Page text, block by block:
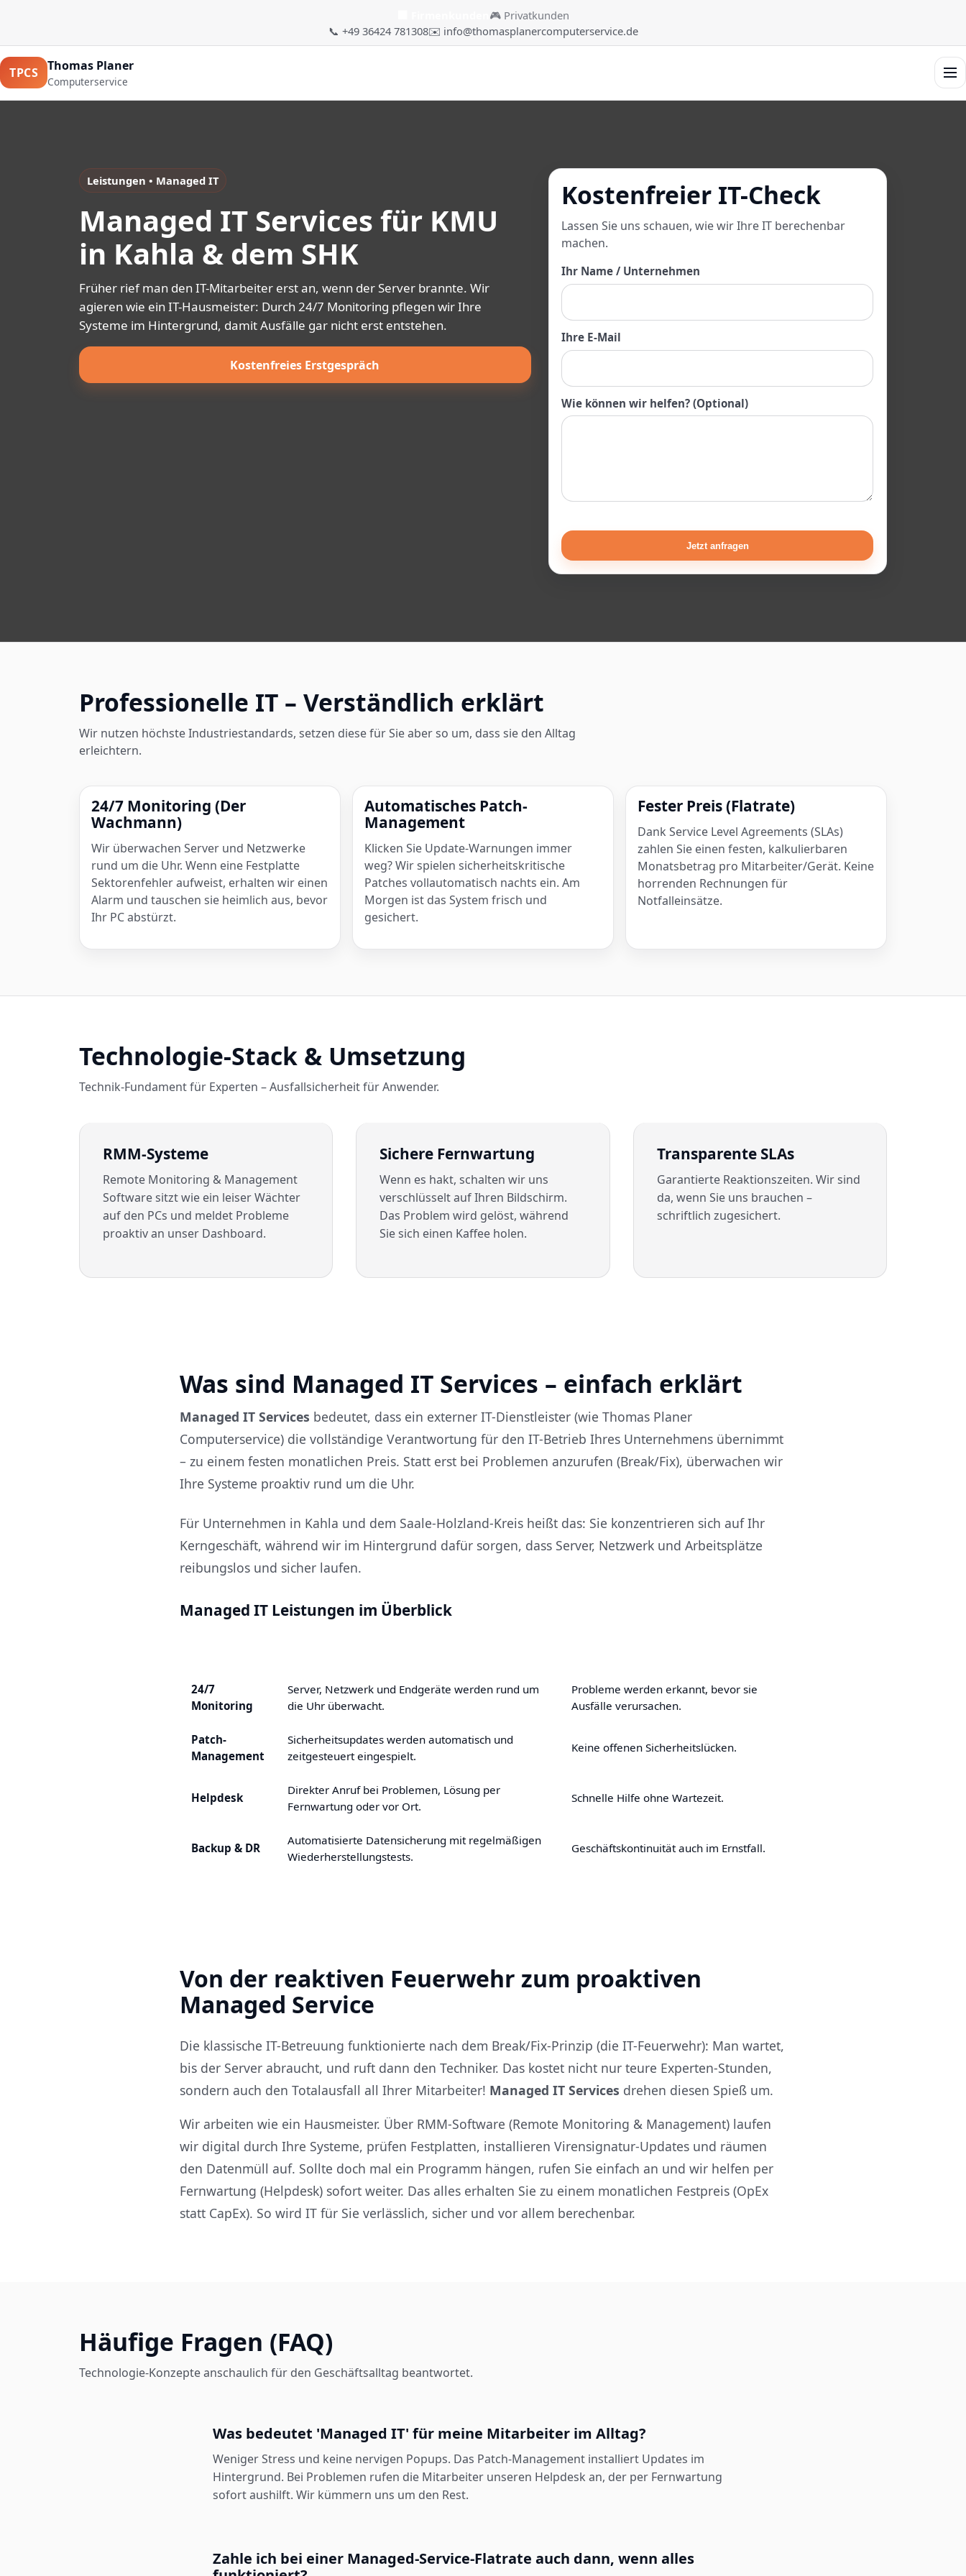
🎮 Privatkunden
📞 +49 36424 781308✉️ info@thomasplanercomputerservice.de
TPCS Thomas Planer
Computerservice
Leistungen • Managed IT
Managed IT Services für KMU
in Kahla & dem SHK
Früher rief man den IT-Mitarbeiter erst an, wenn der Server brannte. Wir
agieren wie ein IT-Hausmeister: Durch 24/7 Monitoring pflegen wir Ihre
Systeme im Hintergrund, damit Ausfälle gar nicht erst entstehen.
Kostenfreies Erstgespräch
Kostenfreier IT-Check
Lassen Sie uns schauen, wie wir Ihre IT berechenbar
machen.
Ihr Name / Unternehmen
Ihre E-Mail
Wie können wir helfen? (Optional)
Jetzt anfragen
Professionelle IT – Verständlich erklärt
Wir nutzen höchste Industriestandards, setzen diese für Sie aber so um, dass sie den Alltag
erleichtern.
24/7 Monitoring (Der
Wachmann)
Wir überwachen Server und Netzwerke
rund um die Uhr. Wenn eine Festplatte
Sektorenfehler aufweist, erhalten wir einen
Alarm und tauschen sie heimlich aus, bevor
Ihr PC abstürzt.
Automatisches Patch-
Management
Klicken Sie Update-Warnungen immer
weg? Wir spielen sicherheitskritische
Patches vollautomatisch nachts ein. Am
Morgen ist das System frisch und
gesichert.
Fester Preis (Flatrate)
Dank Service Level Agreements (SLAs)
zahlen Sie einen festen, kalkulierbaren
Monatsbetrag pro Mitarbeiter/Gerät. Keine
horrenden Rechnungen für
Notfalleinsätze.
Technologie-Stack & Umsetzung
Technik-Fundament für Experten – Ausfallsicherheit für Anwender.
RMM-Systeme
Remote Monitoring & Management
Software sitzt wie ein leiser Wächter
auf den PCs und meldet Probleme
proaktiv an unser Dashboard.
Sichere Fernwartung
Wenn es hakt, schalten wir uns
verschlüsselt auf Ihren Bildschirm.
Das Problem wird gelöst, während
Sie sich einen Kaffee holen.
Transparente SLAs
Garantierte Reaktionszeiten. Wir sind
da, wenn Sie uns brauchen –
schriftlich zugesichert.
Was sind Managed IT Services – einfach erklärt
Managed IT Services bedeutet, dass ein externer IT-Dienstleister (wie Thomas Planer
Computerservice) die vollständige Verantwortung für den IT-Betrieb Ihres Unternehmens übernimmt
– zu einem festen monatlichen Preis. Statt erst bei Problemen anzurufen (Break/Fix), überwachen wir
Ihre Systeme proaktiv rund um die Uhr.
Für Unternehmen in Kahla und dem Saale-Holzland-Kreis heißt das: Sie konzentrieren sich auf Ihr
Kerngeschäft, während wir im Hintergrund dafür sorgen, dass Server, Netzwerk und Arbeitsplätze
reibungslos und sicher laufen.
Managed IT Leistungen im Überblick
24/7
Monitoring
Server, Netzwerk und Endgeräte werden rund um
die Uhr überwacht.
Probleme werden erkannt, bevor sie
Ausfälle verursachen.
Patch-
Management
Sicherheitsupdates werden automatisch und
zeitgesteuert eingespielt.
Keine offenen Sicherheitslücken.
Helpdesk
Direkter Anruf bei Problemen, Lösung per
Fernwartung oder vor Ort.
Schnelle Hilfe ohne Wartezeit.
Backup & DR
Automatisierte Datensicherung mit regelmäßigen
Wiederherstellungstests.
Geschäftskontinuität auch im Ernstfall.
Von der reaktiven Feuerwehr zum proaktiven
Managed Service
Die klassische IT-Betreuung funktionierte nach dem Break/Fix-Prinzip (die IT-Feuerwehr): Man wartet,
bis der Server abraucht, und ruft dann den Techniker. Das kostet nicht nur teure Experten-Stunden,
sondern auch den Totalausfall all Ihrer Mitarbeiter! Managed IT Services drehen diesen Spieß um.
Wir arbeiten wie ein Hausmeister. Über RMM-Software (Remote Monitoring & Management) laufen
wir digital durch Ihre Systeme, prüfen Festplatten, installieren Virensignatur-Updates und räumen
den Datenmüll auf. Sollte doch mal ein Programm hängen, rufen Sie einfach an und wir helfen per
Fernwartung (Helpdesk) sofort weiter. Das alles erhalten Sie zu einem monatlichen Festpreis (OpEx
statt CapEx). So wird IT für Sie verlässlich, sicher und vor allem berechenbar.
Häufige Fragen (FAQ)
Technologie-Konzepte anschaulich für den Geschäftsalltag beantwortet.
Was bedeutet 'Managed IT' für meine Mitarbeiter im Alltag?
Weniger Stress und keine nervigen Popups. Das Patch-Management installiert Updates im
Hintergrund. Bei Problemen rufen die Mitarbeiter unseren Helpdesk an, der per Fernwartung
sofort aushilft. Wir kümmern uns um den Rest.
Zahle ich bei einer Managed-Service-Flatrate auch dann, wenn alles